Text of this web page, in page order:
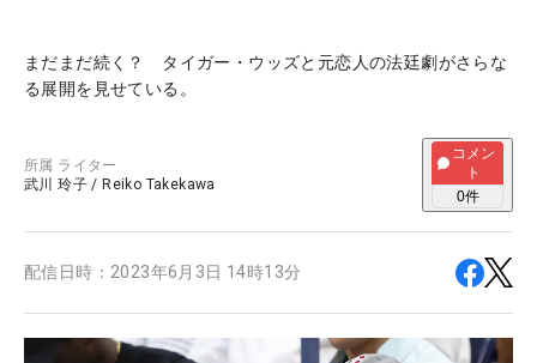
まだまだ続く？ タイガー・ウッズと元恋人の法廷劇がさらな
る展開を見せている。
所属 ライター
武川 玲子 / Reiko Takekawa
コメン
ト
0件
配信日時： 2023年6月3日 14時13分